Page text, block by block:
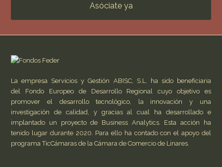
Asóciate ya
La empresa Servicios y Gestión ABISC, S.L. ha sido beneficiaria
del Fondo Europeo de Desarrollo Regional cuyo objetivo es
promover el desarrollo tecnológico, la innovación y una
investigación de calidad, y gracias al cual ha desarrollado e
implantado un proyecto de Business Analytics. Esta acción ha
tenido lugar durante 2020. Para ello ha contado con el apoyo del
programa TicCámaras de la Cámara de Comercio de Linares.